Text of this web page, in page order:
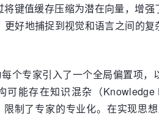
键值缓存压缩为潜在向量，增
好地捕捉到视觉和语言之间的
个专家引入了一个全局偏置项
可能存在知识混杂（
制了专家的专业化。在实现思